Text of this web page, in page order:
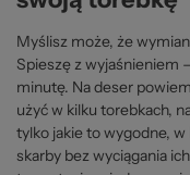
Myślisz może, że
Spieszę z wyjaśnieniem
minutę. Na deser
użyć w kilku torebkach,
tylko jakie to wygodne,
skarby bez wyciągania